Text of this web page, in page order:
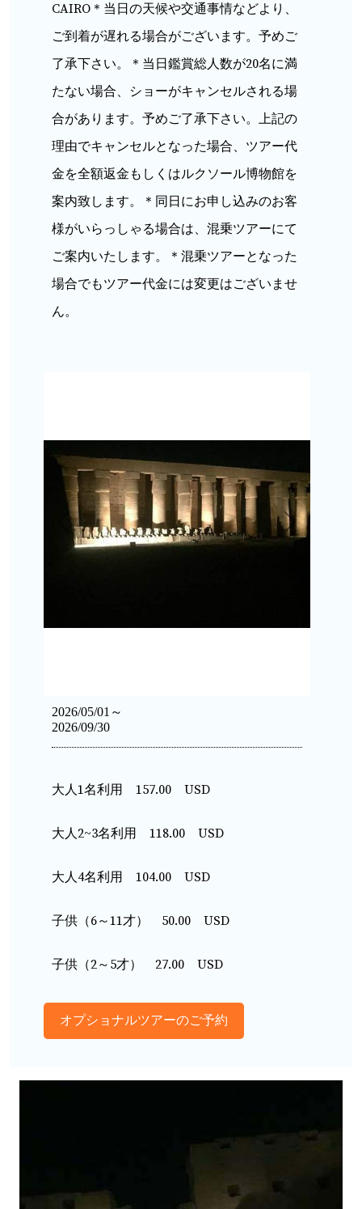
CAIRO ＊当日の天候や交通事情などより、
ご到着が遅れる場合がございます。予めご
了承下さい。
＊当日鑑賞総人数が20名に満
たない場合、ショーがキャンセルされる場
合があります。予めご了承下さい。上記の
理由でキャンセルとなった場合、ツアー代
金を全額返金もしくはルクソール博物館を
案内致します。
＊同日にお申し込みのお客
様がいらっしゃる場合は、混乗ツアーにて
ご案内いたします。
＊混乗ツアーとなった
場合でもツアー代金には変更はございませ
ん。
Previous Next
2026/05/01～
2026/09/30
大人1名利用 157.00 USD
大人2~3名利用 118.00 USD
大人4名利用 104.00 USD
子供（6～11才） 50.00 USD
子供（2～5才） 27.00 USD
オプショナルツアーのご予約